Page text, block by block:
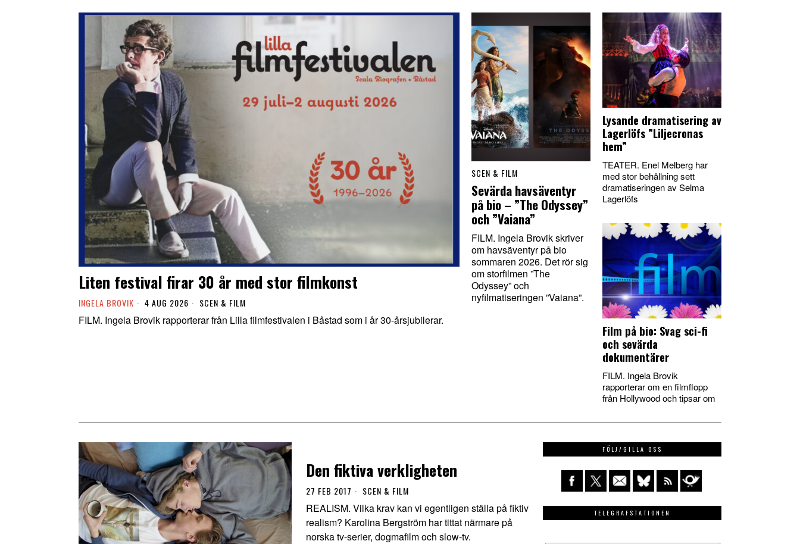
Liten festival firar 30 år med stor filmkonst
INGELA BROVIK 4 AUG 2026 SCEN & FILM
FILM. Ingela Brovik rapporterar från Lilla filmfestivalen i Båstad som i år 30-årsjubilerar.
SCEN & FILM
Sevärda havsäventyr
på bio – ”The Odyssey”
och ”Vaiana”
FILM. Ingela Brovik skriver
om havsäventyr på bio
sommaren 2026. Det rör sig
om storfilmen ”The
Odyssey” och
nyfilmatiseringen ”Vaiana”.
Lysande dramatisering av
Lagerlöfs ”Liljecronas
hem”
TEATER. Enel Melberg har
med stor behållning sett
dramatiseringen av Selma
Lagerlöfs
Film på bio: Svag sci-fi
och sevärda
dokumentärer
FILM. Ingela Brovik
rapporterar om en filmflopp
från Hollywood och tipsar om
Den fiktiva verkligheten
27 FEB 2017 SCEN & FILM
REALISM. Vilka krav kan vi egentligen ställa på fiktiv
realism? Karolina Bergström har tittat närmare på
norska tv-serier, dogmafilm och slow-tv.
FÖLJ/GILLA OSS
TELEGRAFSTATIONEN